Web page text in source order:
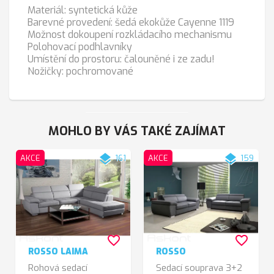
Materiál: syntetická kůže
Barevné provedení: šedá ekokůže Cayenne 1119
Možnost dokoupení rozkládacího mechanismu
Polohovací podhlavníky
Umístění do prostoru: čalouněné i ze zadu!
Nožičky: pochromované
MOHLO BY VÁS TAKÉ ZAJÍMAT
AKCE layers161
ROSSO LAIMA
Rohová sedací
favorite_border
AKCE layers 159
ROSSO
Sedací souprava 3+2
favorite_border